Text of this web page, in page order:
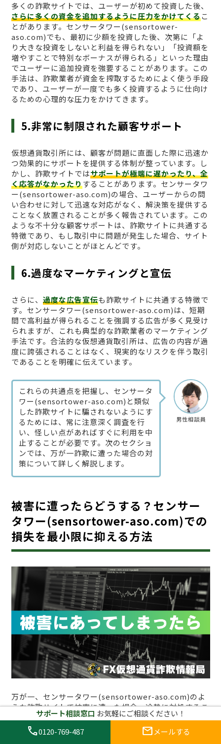
多くの詐欺サイトでは、ユーザーが初めて投資した後、
さらに多くの資金を追加するように圧力をかけてくるこ
とがあります。センサータワー(sensortower-
aso.com)でも、最初に少額を投資した後、次第に「よ
り大きな投資をしないと利益を得られない」「投資額を
増やすことで特別なボーナスが得られる」といった理由
でユーザーに追加投資を強要することがあります。この
手法は、詐欺業者が資金を搾取するためによく使う手段
であり、ユーザーが一度でも多く投資するように仕向け
るための心理的な圧力をかけてきます。
5.非常に制限された顧客サポート
仮想通貨取引所には、顧客が問題に直面した際に迅速か
つ効果的にサポートを提供する体制が整っています。し
かし、詐欺サイトではサポートが極端に遅かったり、全
く応答がなかったりすることがあります。センサータワ
ー(sensortower-aso.com)の場合、ユーザーからの問
い合わせに対して迅速な対応がなく、解決策を提供する
ことなく放置されることが多く報告されています。この
ような不十分な顧客サポートは、詐欺サイトに共通する
特徴であり、もし取引中に問題が発生した場合、サイト
側が対応しないことがほとんどです。
6.過度なマーケティングと宣伝
さらに、 過度な広告宣伝も詐欺サイトに共通する特徴で
す。センサータワー(sensortower-aso.com)は、短期
間で高利益が得られることを強調する広告が多く見受け
られますが、これも典型的な詐欺業者のマーケティング
手法です。合法的な仮想通貨取引所は、広告の内容が過
度に誇張されることはなく、現実的なリスクを伴う取引
であることを明確に伝えています。
男性相談員
これらの共通点を把握し、センサータ
ワー(sensortower-aso.com)と類似
した詐欺サイトに騙されないようにす
るためには、常に注意深く調査を行
い、怪しい点があればすぐに利用を中
止することが必要です。次のセクショ
ンでは、万が一詐欺に遭った場合の対
策について詳しく解説します。
被害に遭ったらどうする？センサー
タワー(sensortower-aso.com)での
損失を最小限に抑える方法
万が一、センサータワー(sensortower-aso.com)のよ
うな詐欺サイトで被害に遭った場合、冷静に対処するこ
とが重要です。詐欺サイトにおけるトラブルは精神的に
も金銭的にも大きな打撃を与える可能性がありますが、
適切な対応を取ることで損失を最小限に抑えることがで
サポート相談窓口 お気軽にご相談ください！
call0120-769-487 mail メールする